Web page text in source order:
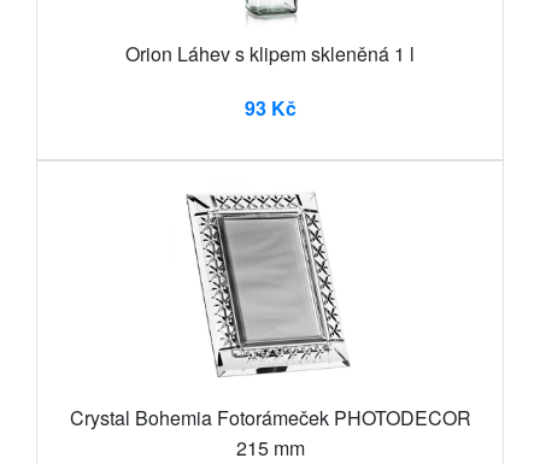
Orion Láhev s klipem skleněná 1 l
93 Kč
Crystal Bohemia Fotorámeček PHOTODECOR
215 mm